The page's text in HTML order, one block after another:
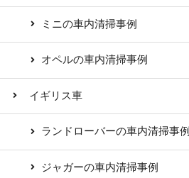
ミニの車内清掃事例
オペルの車内清掃事例
イギリス車
ランドローバーの車内清掃事例
ジャガーの車内清掃事例